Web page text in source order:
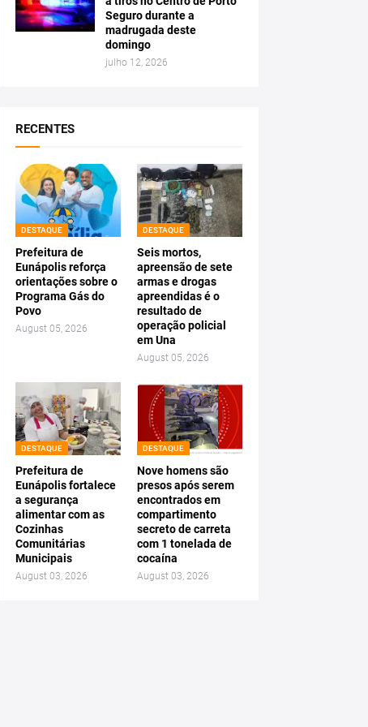
Seguro durante a
madrugada deste
domingo
julho 12, 2026
RECENTES
DESTAQUE
Prefeitura de
Eunápolis reforça
orientações sobre o
Programa Gás do
Povo
August 05, 2026
DESTAQUE
Seis mortos,
apreensão de sete
armas e drogas
apreendidas é o
resultado de
operação policial
em Una
August 05, 2026
DESTAQUE
Prefeitura de
Eunápolis fortalece
a segurança
alimentar com as
Cozinhas
Comunitárias
Municipais
August 03, 2026
DESTAQUE
Nove homens são
presos após serem
encontrados em
compartimento
secreto de carreta
com 1 tonelada de
cocaína
August 03, 2026